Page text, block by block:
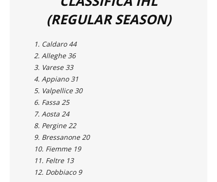
CLASSIFICA IHL
(REGULAR SEASON)
1. Caldaro 44
2. Alleghe 36
3. Varese 33
4. Appiano 31
5. Valpellice 30
6. Fassa 25
7. Aosta 24
8. Pergine 22
9. Bressanone 20
10. Fiemme 19
11. Feltre 13